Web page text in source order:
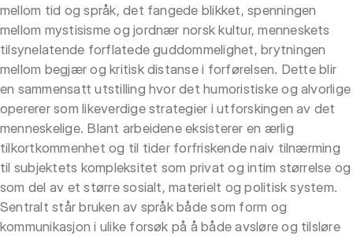
mellom tid og språk, det fangede blikket, spenningen
mellom mystisisme og jordnær norsk kultur, menneskets
tilsynelatende forflatede guddommelighet, brytningen
mellom begjær og kritisk distanse i forførelsen. Dette blir
en sammensatt utstilling hvor det humoristiske og alvorlige
opererer som likeverdige strategier i utforskingen av det
menneskelige. Blant arbeidene eksisterer en ærlig
tilkortkommenhet og til tider forfriskende naiv tilnærming
til subjektets kompleksitet som privat og intim størrelse og
som del av et større sosialt, materielt og politisk system.
Sentralt står bruken av språk både som form og
kommunikasjon i ulike forsøk på å både avsløre og tilsløre